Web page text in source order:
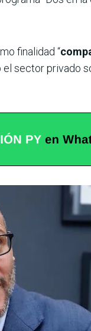
finalidad “
el sector privado